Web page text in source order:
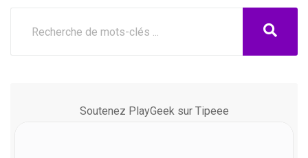
Soutenez PlayGeek sur Tipeee